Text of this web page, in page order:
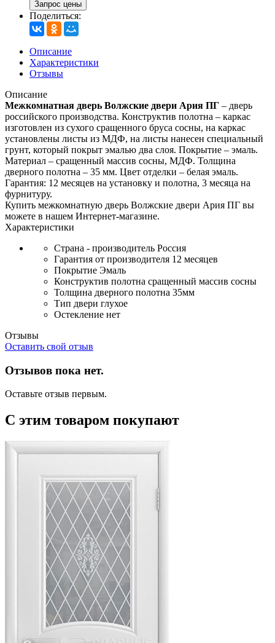
Запрос цены
Поделиться:
Описание
Характеристики
Отзывы
Описание
Межкомнатная дверь Волжские двери Ария ПГ – дверь
российского производства. Конструктив полотна – каркас
изготовлен из сухого сращенного бруса сосны, на каркас
установлены листы из МДФ, на листы нанесен специальный
грунт, который покрыт эмалью два слоя. Покрытие – эмаль.
Материал – сращенный массив сосны, МДФ. Толщина
дверного полотна – 35 мм. Цвет отделки – белая эмаль.
Гарантия: 12 месяцев на установку и полотна, 3 месяца на
фурнитуру.
Купить межкомнатную дверь Волжские двери Ария ПГ вы
можете в нашем Интернет-магазине.
Характеристики
Страна - производитель Россия
Гарантия от производителя 12 месяцев
Покрытие Эмаль
Конструктив полотна сращенный массив сосны
Толщина дверного полотна 35мм
Тип двери глухое
Остекление нет
Отзывы
Оставить свой отзыв
Отзывов пока нет.
Оставьте отзыв первым.
С этим товаром покупают